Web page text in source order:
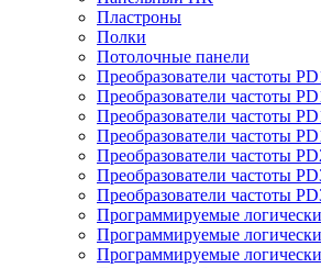
Пластроны
Полки
Потолочные панели
Преобразователи частоты
Преобразователи частоты
Преобразователи частоты
Преобразователи частоты
Преобразователи частоты
Преобразователи частоты
Преобразователи частоты
Программируемые
Программируемые
Программируемые